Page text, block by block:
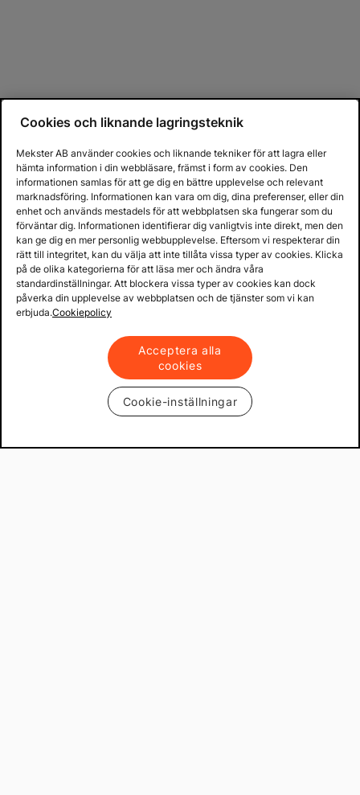
Cookies och liknande lagringsteknik
Mekster AB använder cookies och liknande tekniker för att lagra eller
hämta information i din webbläsare, främst i form av cookies. Den
informationen samlas för att ge dig en bättre upplevelse och relevant
marknadsföring. Informationen kan vara om dig, dina preferenser, eller din
enhet och används mestadels för att webbplatsen ska fungerar som du
förväntar dig. Informationen identifierar dig vanligtvis inte direkt, men den
kan ge dig en mer personlig webbupplevelse. Eftersom vi respekterar din
rätt till integritet, kan du välja att inte tillåta vissa typer av cookies. Klicka
på de olika kategorierna för att läsa mer och ändra våra
standardinställningar. Att blockera vissa typer av cookies kan dock
påverka din upplevelse av webbplatsen och de tjänster som vi kan
erbjuda.Cookiepolicy
Acceptera alla
cookies
Cookie-inställningar